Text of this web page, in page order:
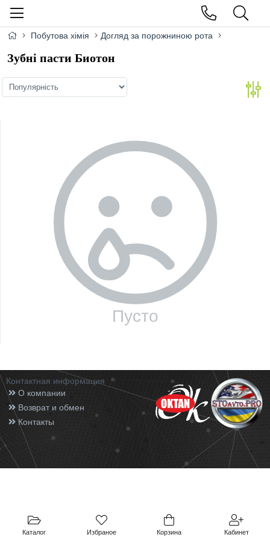
Каталог Избраное Корзина Кабинет
Побутова хімія Догляд за порожниною рота
Зубні пасти Биотон
Пусто
Контактная информация
О компании
Возврат и обмен
Контакты